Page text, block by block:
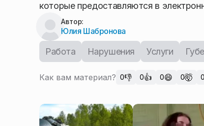
которые предоставляются в
Автор:
Юлия Шабронова
Работа Нарушения Услуги
Как вам материал? 0👎 0👍 0😄 0🤯 0